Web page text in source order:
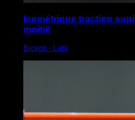
Isométrique traction
moitié
Biceps ∙ Lats